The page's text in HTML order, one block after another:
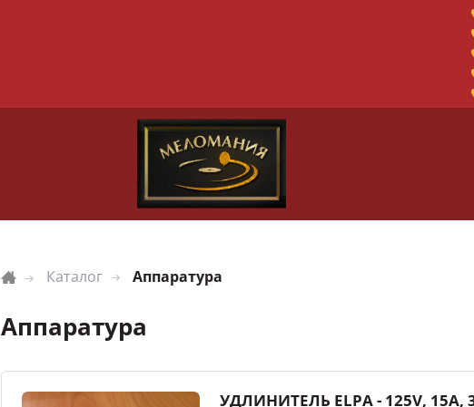
Каталог Аппаратура
Аппаратура
УДЛИНИТЕЛЬ ELPA - 125V, 15A,